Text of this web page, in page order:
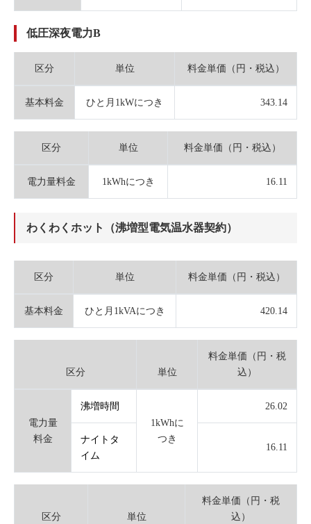
低圧深夜電力B
区分 単位 料金単価（円・税込）
基本料金 ひと月1kWにつき 343.14
区分 単位 料金単価（円・税込）
電力量料金 1kWhにつき 16.11
わくわくホット（沸増型電気温水器契約）
区分 単位 料金単価（円・税込）
基本料金 ひと月1kVAにつき 420.14
区分 単位
料金単価（円・税
込）
電力量
料金
沸増時間
1kWhに
つき
26.02
ナイトタ
イム
16.11
区分 単位
料金単価（円・税
込）